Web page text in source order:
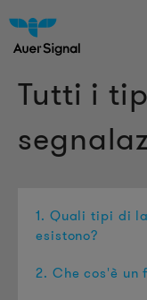
Tutti i
1. Quali tipi di
esistono?
2. Che cos'è un